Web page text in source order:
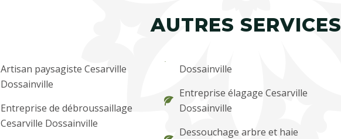
AUTRES SERVICES
Artisan paysagiste Cesarville
Dossainville
Entreprise de débroussaillage
Cesarville Dossainville
Dossainville
Entreprise élagage Cesarville
Dossainville
Dessouchage arbre et haie